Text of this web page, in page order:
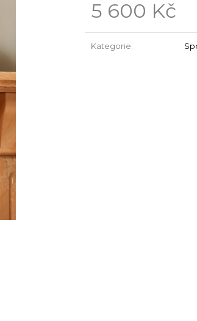
5 600 Kč
cena:
Kategorie: